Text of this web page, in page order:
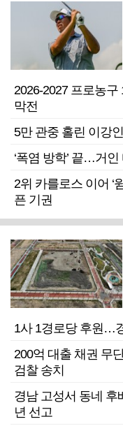
2026-2027 프로농
막전
5만 관중 홀린 이강
‘폭염 방학’ 끝…거
2위 카를로스 이어 ‘
픈 기권
1사 1경로당 후원…
200억 대출 채권 무
검찰 송치
경남 고성서 동네 후
년 선고